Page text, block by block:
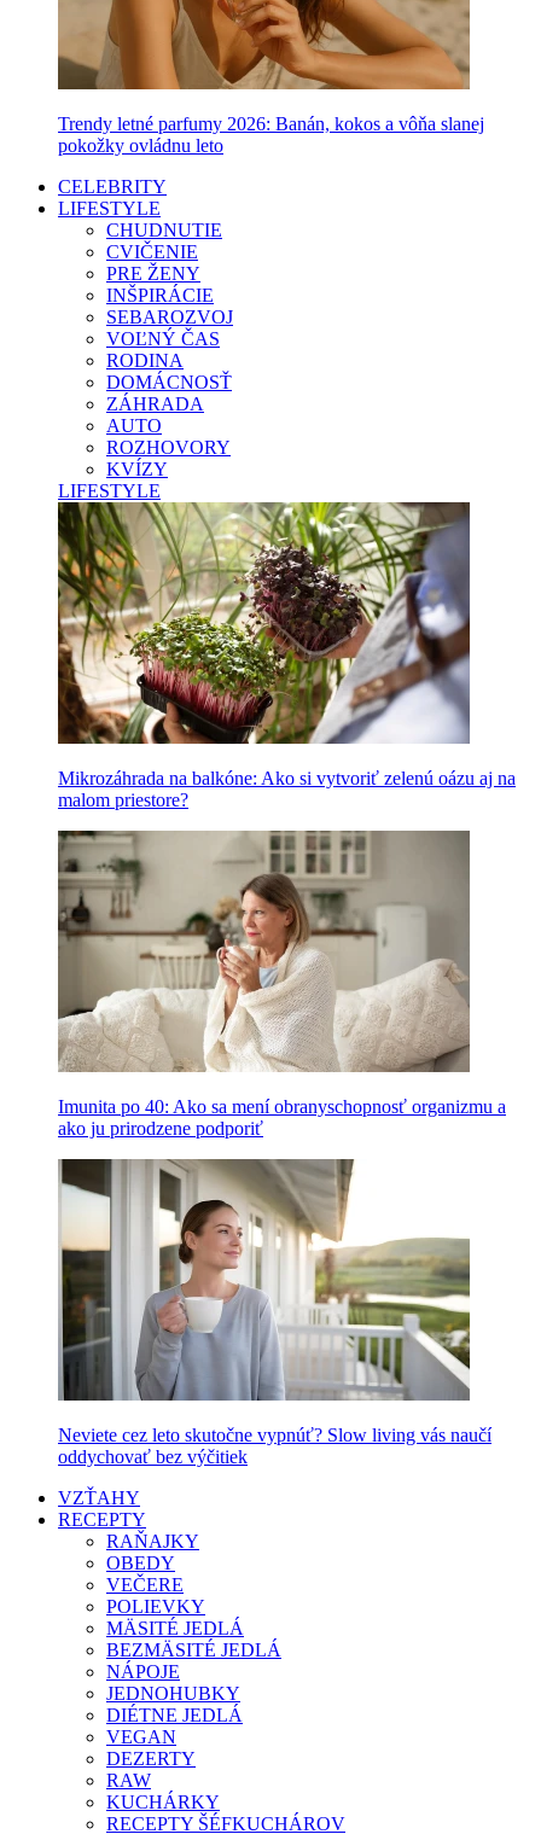
Trendy letné parfumy 2026: Banán, kokos a vôňa slanej
pokožky ovládnu leto
CELEBRITY
LIFESTYLE
CHUDNUTIE
CVIČENIE
PRE ŽENY
INŠPIRÁCIE
SEBAROZVOJ
VOĽNÝ ČAS
RODINA
DOMÁCNOSŤ
ZÁHRADA
AUTO
ROZHOVORY
KVÍZY
LIFESTYLE
Mikrozáhrada na balkóne: Ako si vytvoriť zelenú oázu aj na
malom priestore?
Imunita po 40: Ako sa mení obranyschopnosť organizmu a
ako ju prirodzene podporiť
Neviete cez leto skutočne vypnúť? Slow living vás naučí
oddychovať bez výčitiek
VZŤAHY
RECEPTY
RAŇAJKY
OBEDY
VEČERE
POLIEVKY
MÄSITÉ JEDLÁ
BEZMÄSITÉ JEDLÁ
NÁPOJE
JEDNOHUBKY
DIÉTNE JEDLÁ
VEGAN
DEZERTY
RAW
KUCHÁRKY
RECEPTY ŠÉFKUCHÁROV